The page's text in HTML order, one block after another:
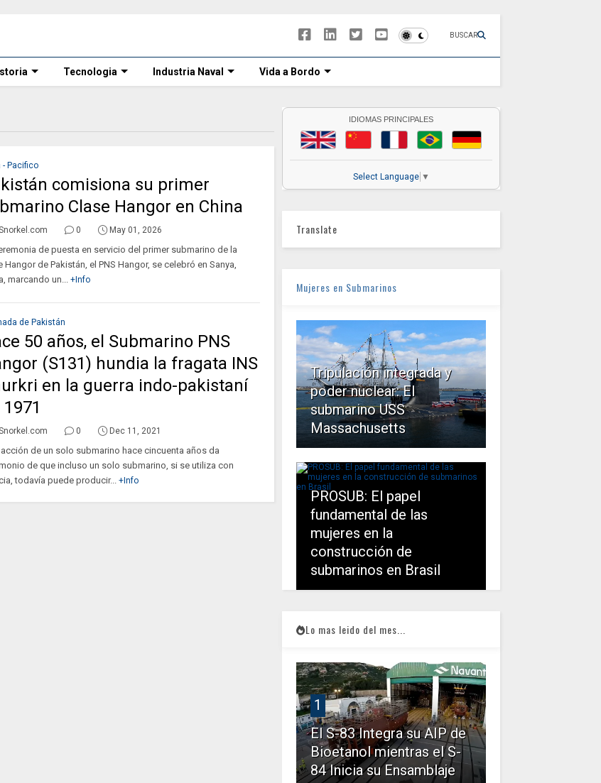
BUSCAR
Tecnologia Industria Naval Vida a Bordo
- Pacifico
comisiona su primer
Clase Hangor en China
0 May 01, 2026
de puesta en servicio del primer submarino de la
Hangor de Pakistán, el PNS Hangor, se celebró en Sanya,
marcando un... +Info
de Pakistán
50 años, el Submarino PNS
(S131) hundia la fragata INS
en la guerra indo-pakistaní
0 Dec 11, 2021
de un solo submarino hace cincuenta años da
de que incluso un solo submarino, si se utiliza con
todavía puede producir... +Info
IDIOMAS PRINCIPALES
Select Language ▼
Translate
Mujeres en Submarinos
Tripulación integrada y
poder nuclear: El
submarino USS
Massachusetts
PROSUB: El papel
fundamental de las
mujeres en la
construcción de
submarinos en Brasil
Lo mas leido del mes...
1
El S-83 Integra su AIP de
Bioetanol mientras el S-
84 Inicia su Ensamblaje